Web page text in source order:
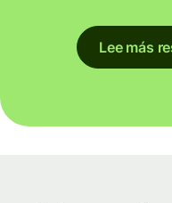
Lee más